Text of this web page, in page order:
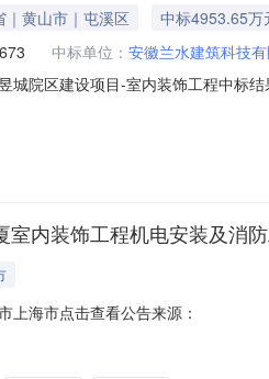
｜黄山市｜屯溪区
中标4953.65万
中标单位： 安徽兰水建筑科技
城院区建设项目-室内装饰工程中标
49536503.7元)评标委员会成员名
室内装饰工程机电安装及消
上海市点击查看公告来源：